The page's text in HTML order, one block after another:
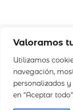
Valoramos
Utilizamos
navegación,
personalizados
en "Aceptar